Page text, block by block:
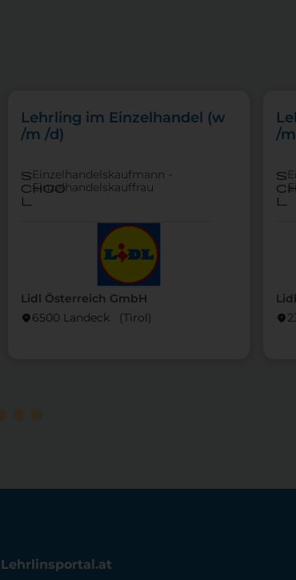
Lidl Österreich GmbH
location_on6500 Landeck (Tirol)
Lehrling im Einzelhandel (w
/m /d)
s
choo
l
Einzelhandelskaufmann -
Einzelhandelskauffrau
location_on
/
s
l
Lehrlinsportal.at